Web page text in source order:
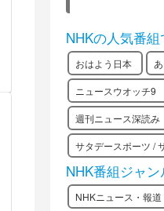
NHKの人気番
おはよう日本
ニュースウオッチ9
週刊ニュース深読み
サタデースポーツ /
NHK番組ジャ
NHKニュース・報道